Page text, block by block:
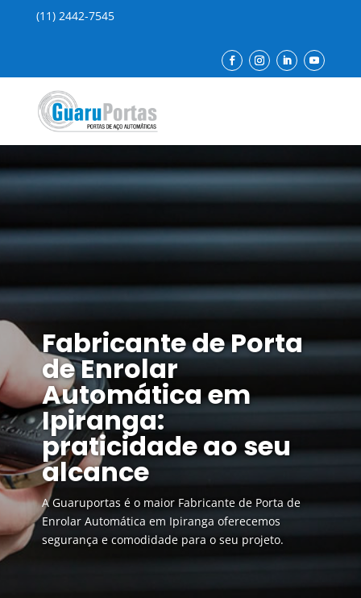
(11) 2442-7545
Fabricante de Porta
de Enrolar
Automática em
Ipiranga:
praticidade ao seu
alcance
A Guaruportas é o maior Fabricante de Porta de
Enrolar Automática em Ipiranga oferecemos
segurança e comodidade para o seu projeto.